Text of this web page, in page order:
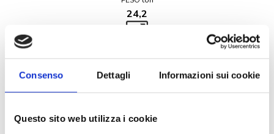
Consenso Dettagli Informazioni sui cookie
Questo sito web utilizza i cookie
24,2
Specifiche tecniche
Sbraccio: 11 m